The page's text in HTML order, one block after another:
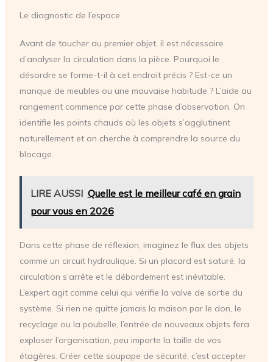
Le diagnostic de l’espace
Avant de toucher au premier objet, il est nécessaire
d’analyser la circulation dans la pièce. Pourquoi le
désordre se forme-t-il à cet endroit précis ? Est-ce un
manque de meubles ou une mauvaise habitude ? L’aide au
rangement commence par cette phase d’observation. On
identifie les points chauds où les objets s’agglutinent
naturellement et on cherche à comprendre la source du
blocage.
LIRE AUSSI Quelle est le meilleur café en grain
pour vous en 2026
Dans cette phase de réflexion, imaginez le flux des objets
comme un circuit hydraulique. Si un placard est saturé, la
circulation s’arrête et le débordement est inévitable.
L’expert agit comme celui qui vérifie la valve de sortie du
système. Si rien ne quitte jamais la maison par le don, le
recyclage ou la poubelle, l’entrée de nouveaux objets fera
exploser l’organisation, peu importe la taille de vos
étagères. Créer cette soupape de sécurité, c’est accepter